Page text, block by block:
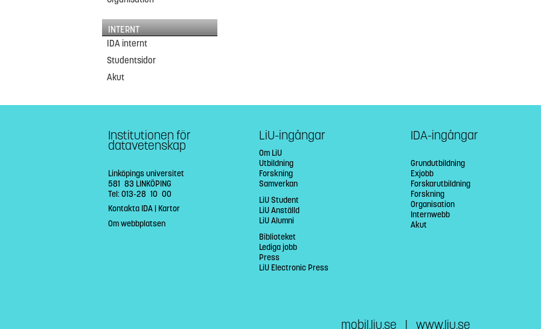
INTERNT
IDA internt
Studentsidor
Akut
Institutionen för
datavetenskap
Linköpings universitet
581 83 LINKÖPING
Tel: 013-28 10 00
Kontakta IDA| Kartor
Om webbplatsen
LiU-ingångar
Om LiU
Utbildning
Forskning
Samverkan
LiU Student
LiU Anställd
LiU Alumni
Biblioteket
Lediga jobb
Press
LiU Electronic Press
IDA-ingångar
Grundutbildning
Exjobb
Forskarutbildning
Forskning
Organisation
Internwebb
Akut
mobil.liu.se | www.liu.se